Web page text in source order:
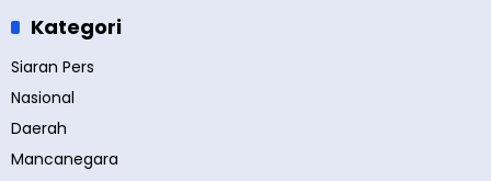
Kategori
Siaran Pers
Nasional
Daerah
Mancanegara